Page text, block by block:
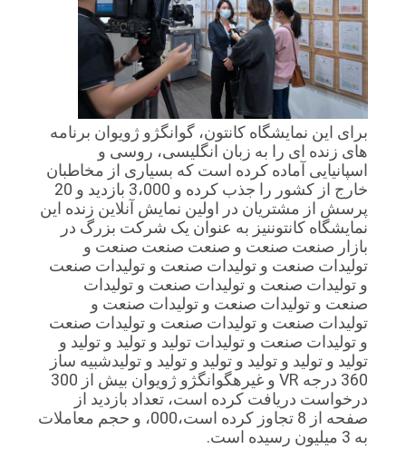
برای این نمایشگاه کانتون، گوانگژو ژویوان برنامه
های زنده ای را به زبان انگلیسی، روسی و
اسپانیایی آماده کرده است که بسیاری از مخاطبان
خارج از کشور را جذب کرده و 3،000 بازدید و 20
پرسش از مشتریان در اولین نمایش آنلاین زنده این
نمایشگاه کانتوننيز به عنوان يک شرکت بزرگ در
بازار صنعت صنعت و صنعت صنعت صنعت و
توليدات صنعت و توليدات صنعت و توليدات صنعت
و توليدات صنعت و توليدات صنعت و توليدات
صنعت و توليدات صنعت و توليدات صنعت و
توليدات صنعت و توليدات صنعت و توليدات صنعت
و توليدات صنعت و توليدات توليد و توليد و توليد و
توليد و توليد و توليد و توليد و توليد و توليدشبیه ساز
360 درجه VR و غیرهگوانگژو ژويوان بیش از 300
درخواست دریافت کرده است، تعداد بازدید از
صفحه از 8 تجاوز کرده است،000، و حجم معاملات
به 3 میلیون رسیده است.